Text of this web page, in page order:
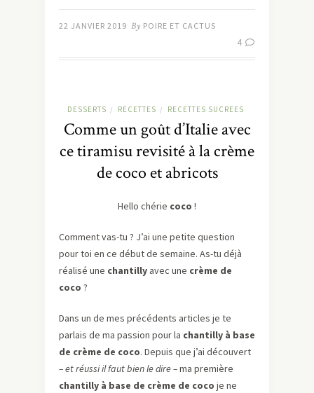
22 JANVIER 2019 By POIRE ET CACTUS
4
DESSERTS / RECETTES / RECETTES SUCREES
Comme un goût d’Italie avec
ce tiramisu revisité à la crème
de coco et abricots
Hello chérie coco !
Comment vas-tu ? J’ai une petite question
pour toi en ce début de semaine. As-tu déjà
réalisé une chantilly avec une crème de
coco ?
Dans un de mes précédents articles je te
parlais de ma passion pour la chantilly à base
de crème de coco. Depuis que j’ai découvert
– et réussi il faut bien le dire –ma première
chantilly à base de crème de coco je ne